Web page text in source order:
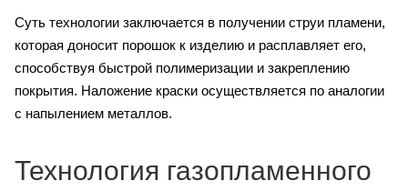
Суть технологии заключается в получении струи пламени,
которая доносит порошок к изделию и расплавляет его,
способствуя быстрой полимеризации и закреплению
покрытия. Наложение краски осуществляется по аналогии
с напылением металлов.
Технология газопламенного